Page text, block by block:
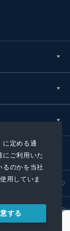
に定める通
にご利用いた
るのかを当社
用していま
する
ポリシー
ス取扱基準